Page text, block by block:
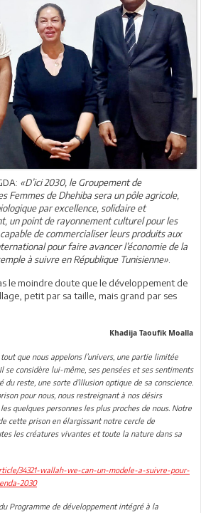
«D’ici 2030, le Groupement de
Femmes de Dhehiba sera un pôle agricole,
par excellence, solidaire et
un point de rayonnement culturel pour les
de commercialiser leurs produits aux
pour faire avancer l’économie de la
à suivre en République Tunisienne»
le moindre doute que le développement de
petit par sa taille, mais grand par ses
Khadija Taoufik Moalla
que nous appelons l’univers, une partie limitée
se considère lui-même, ses pensées et ses sentiments
du reste, une sorte d’illusion optique de sa conscience.
pour nous, nous restreignant à nos désirs
quelques personnes les plus proches de nous. Notre
cette prison en élargissant notre cercle de
les créatures vivantes et toute la nature dans sa
34321-wallah-we-can-un-modele-a-suivre-pour-
2030
Programme de développement intégré à la